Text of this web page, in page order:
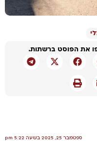
הפוסט ברשתות.
ספטמבר 25, 2025 בשעה 5:22 pm